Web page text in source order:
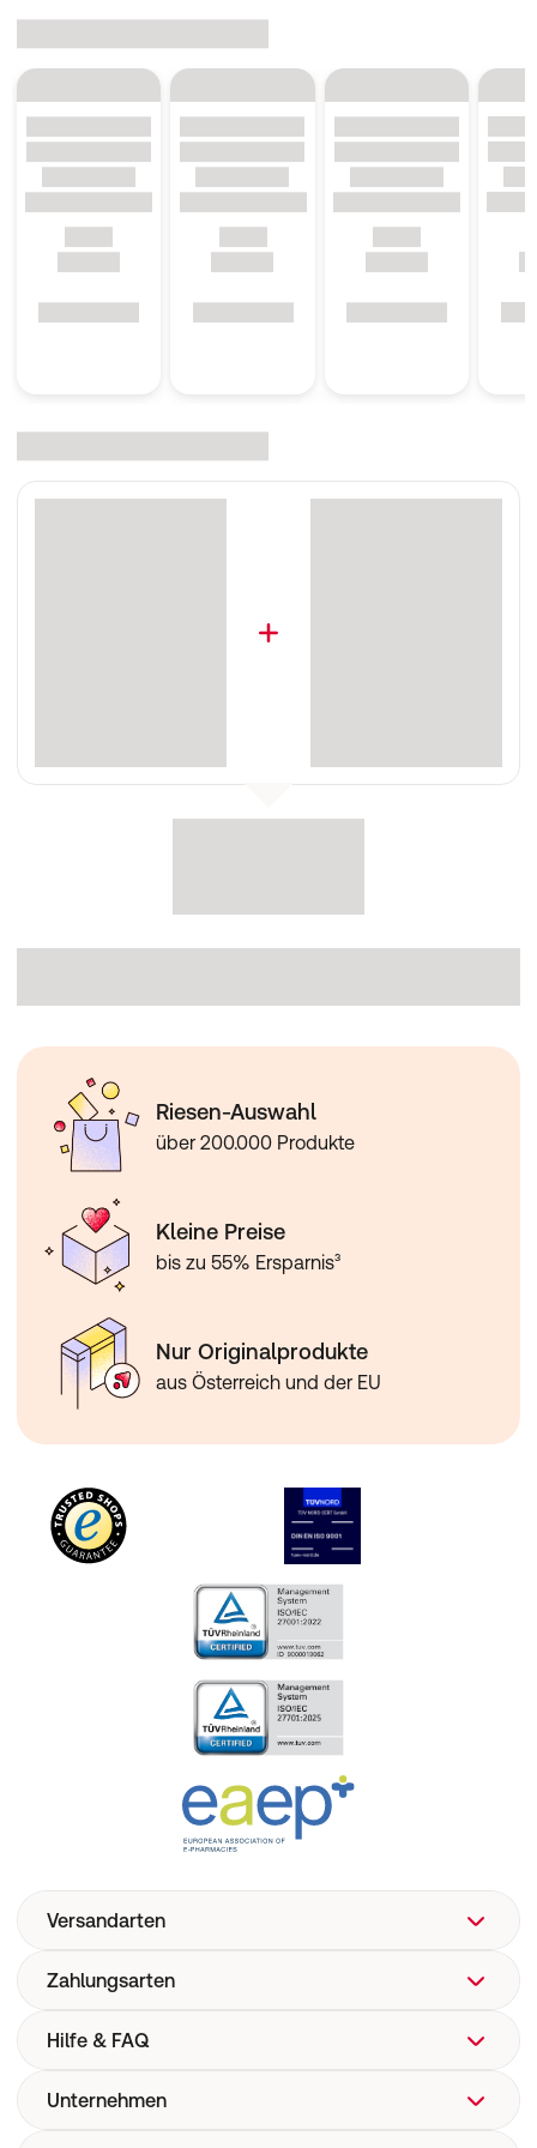
Riesen-Auswahl
über 200.000 Produkte
Kleine Preise
bis zu 55% Ersparnis³
Nur Originalprodukte
aus Österreich und der EU
Versandarten
Zahlungsarten
Hilfe & FAQ
FAQ
Unternehmen